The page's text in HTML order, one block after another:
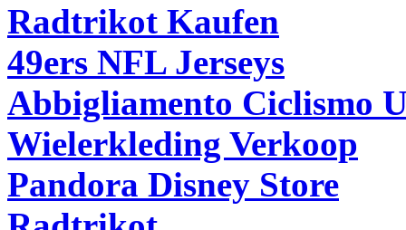
Radtrikot Kaufen
49ers NFL Jerseys
Abbigliamento Ciclismo
Wielerkleding Verkoop
Pandora Disney Store